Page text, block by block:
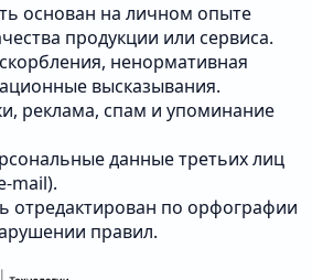
основан на личном опыте
продукции или сервиса.
ненормативная
высказывания.
реклама, спам и упоминание
данные третьих лиц
mail).
отредактирован по орфографии
правил.